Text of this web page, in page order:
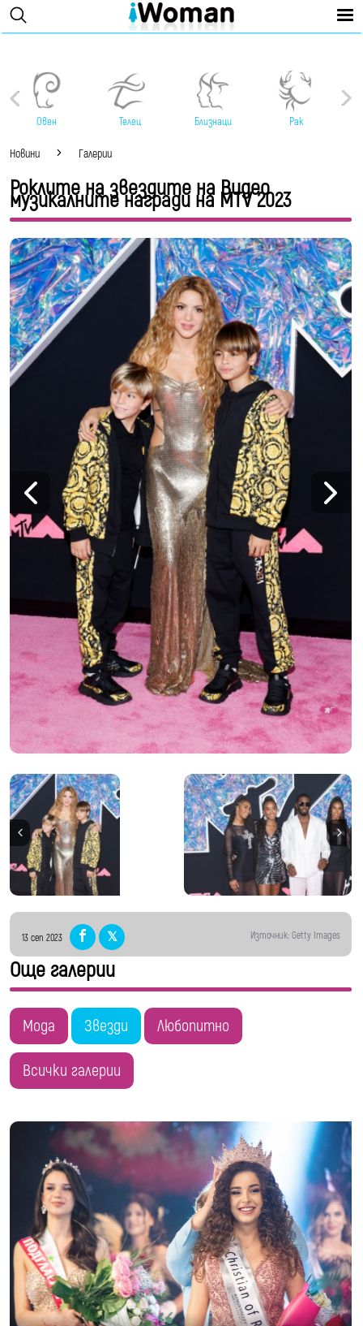
Овен Телец Близнаци Рак
Новини Галерии
Роклите на звездите на Видео
музикалните награди на MTV 2023
13 сеп 2023 Източник: Getty Images
Още галерии
Мода Звезди Любопитно
Всички галерии